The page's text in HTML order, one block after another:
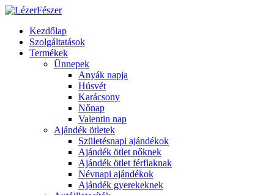
Kezdőlap
Szolgáltatások
Termékek
Ünnepek
Anyák napja
Húsvét
Karácsony
Nőnap
Valentin nap
Ajándék ötletek
Születésnapi ajándékok
Ajándék ötlet nőknek
Ajándék ötlet férfiaknak
Névnapi ajándékok
Ajándék gyerekeknek